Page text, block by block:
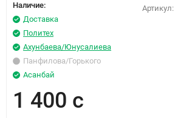
Наличие:
Доставка
Политех
Ахунбаева/Юнусалиева
Панфилова/Горького
Асанбай
Артикул:
1 400 с